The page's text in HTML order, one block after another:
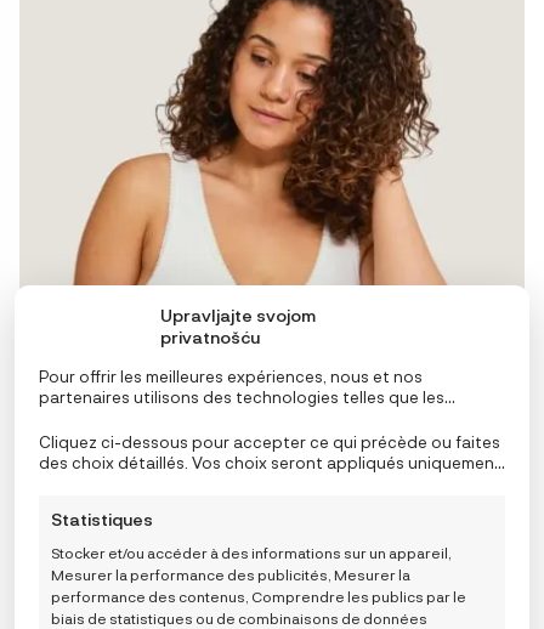
Upravljajte svojom
privatnošću
Pour offrir les meilleures expériences, nous et nos
partenaires utilisons des technologies telles que les
l’appareil. Le consentement à ces technologies nous
permettra, ainsi qu’à nos partenaires, de traiter des
données personnelles telles que le comportement de
publicités (non-) personnalisées. Ne pas consentir ou
fonctionnalités et fonctions.
Cliquez ci-dessous pour accepter ce qui précède ou faites
des choix détaillés. Vos choix seront appliqués uniquement
utilisant les boutons de la politique de cookies, ou en
cliquant sur l’onglet de gestion du consentement en bas de
l’écran.
Statistiques
Stocker et/ou accéder à des informations sur un appareil,
Mesurer la performance des publicités, Mesurer la
performance des contenus, Comprendre les publics par le
biais de statistiques ou de combinaisons de données
Carriwell Crossover grudnjak za dojenje i spavanje –
bijeli
23,23€
produit